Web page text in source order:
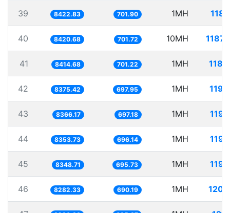
39 8422.83 701.90 1MH
40 8420.68 701.72 10MH
41 8414.68 701.22 1MH
42 8375.42 697.95 1MH
43 8366.17 697.18 1MH
44 8353.73 696.14 1MH
45 8348.71 695.73 1MH
46 8282.33 690.19 1MH